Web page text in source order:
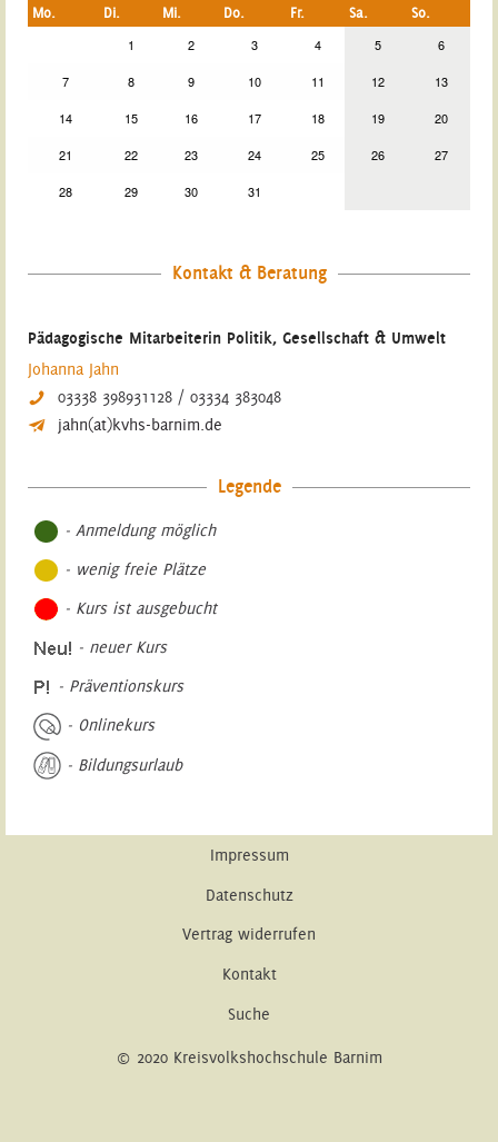
Mo. Di. Mi. Do. Fr. Sa. So.
1 2 3 4 5 6
7 8 9 10 11 12 13
14 15 16 17 18 19 20
21 22 23 24 25 26 27
28 29 30 31
Kontakt & Beratung
Pädagogische Mitarbeiterin Politik, Gesellschaft & Umwelt
Johanna Jahn
03338 398931128 / 03334 383048
jahn(at)kvhs-barnim.de
Legende
- Anmeldung möglich
- wenig freie Plätze
- Kurs ist ausgebucht
- neuer Kurs
- Präventionskurs
- Onlinekurs
- Bildungsurlaub
Impressum
Datenschutz
Vertrag widerrufen
Kontakt
Suche
© 2020 Kreisvolkshochschule Barnim